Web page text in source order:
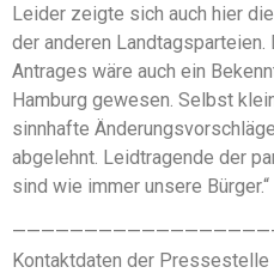
Leider zeigte sich auch hier
der anderen Landtagsparteien.
Antrages wäre auch ein
Hamburg gewesen. Selbst
sinnhafte
abgelehnt. Leidtragende der
sind wie immer unsere Bürger.“
Kontaktdaten der Pressestelle